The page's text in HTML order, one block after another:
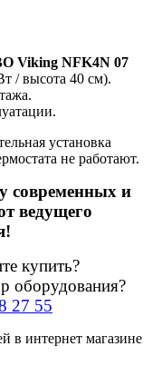
Viking NFK4N 07
/ высота 40 см).
установка
не работают.
современных и
ведущего
купить?
оборудования?
27 55